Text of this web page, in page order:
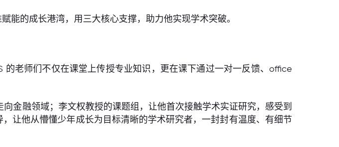
能的成长港湾，用三大核心支撑，助力他实现学术突破。
的老师们不仅在课堂上传授专业知识，更在课下通过一对一反馈、office
金融领域；李文权教授的课题组，让他首次接触学术实证研究，感受到
让他从懵懂少年成长为目标清晰的学术研究者，一封封有温度、有细节